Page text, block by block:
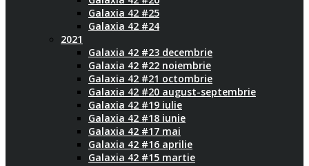
Galaxia 42 #25
Galaxia 42 #24
2021
Galaxia 42 #23 decembrie
Galaxia 42 #22 noiembrie
Galaxia 42 #21 octombrie
Galaxia 42 #20 august-septembrie
Galaxia 42 #19 iulie
Galaxia 42 #18 iunie
Galaxia 42 #17 mai
Galaxia 42 #16 aprilie
Galaxia 42 #15 martie